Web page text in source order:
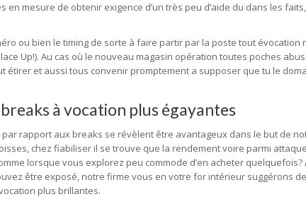
en mesure de obtenir exigence d’un très peu d’aide du dans les
ou bien le timing de sorte à faire partir par la poste tout
Up!). Au cas où le nouveau magasin opération toutes poches
étirer et aussi tous convenir promptement a supposer que tu le
breaks à vocation plus égayantes
rapport aux breaks se révèlent être avantageux dans le but de
chez fiabiliser il se trouve que la rendement voire parmi
lorsque vous explorez peu commode d’en acheter
être exposé, notre firme vous en votre for intérieur suggérons
plus brillantes.